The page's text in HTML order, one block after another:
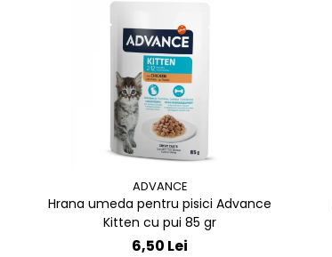
ADVANCE
Hrana umeda pentru pisici Advance
Kitten cu pui 85 gr
6,50 Lei